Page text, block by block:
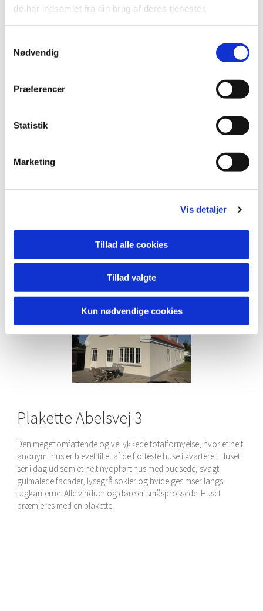
de har indsamlet fra din brug af deres tjenester.
Nødvendig
Præferencer
Statistik
Marketing
Vis detaljer
Tillad alle cookies
Tillad valgte
Kun nødvendige cookies
Præmiering 2020
Plakette – Nørgaardsvej
68 Strandby
Plakette Abelsvej 3
Den meget omfattende og vellykkede totalfornyelse, hvor et helt
anonymt hus er blevet til et af de flotteste huse i kvarteret. Huset
ser i dag ud som et helt nyopført hus med pudsede, svagt
gulmalede facader, lysegrå sokler og hvide gesimser langs
tagkanterne. Alle vinduer og døre er småsprossede. Huset
præmieres med en plakette.